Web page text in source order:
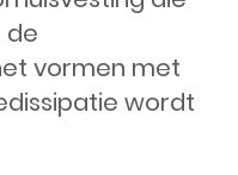
de
vormen met
wordt